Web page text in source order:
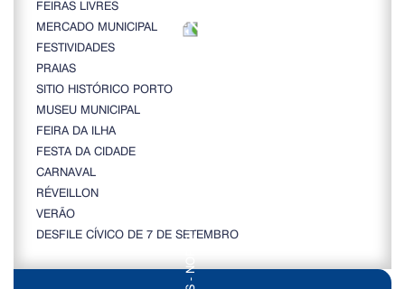
FEIRAS LIVRES
MERCADO MUNICIPAL
FESTIVIDADES
PRAIAS
SITIO HISTÓRICO PORTO
MUSEU MUNICIPAL
FEIRA DA ILHA
FESTA DA CIDADE
CARNAVAL
RÉVEILLON
VERÃO
DESFILE CÍVICO DE 7 DE SETEMBRO